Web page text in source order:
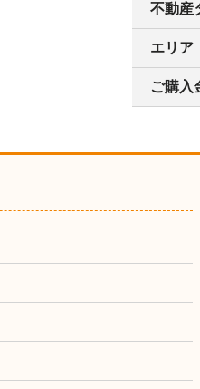
不動産
エリア
ご購入